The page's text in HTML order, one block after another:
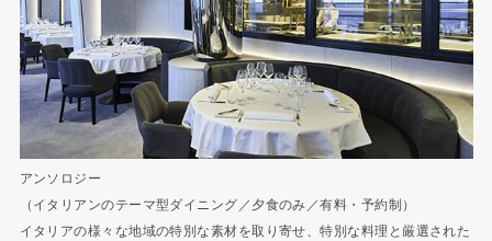
アンソロジー
（イタリアンのテーマ型ダイニング／夕食のみ／有料・予約制）
イタリアの様々な地域の特別な素材を取り寄せ、特別な料理と厳選された